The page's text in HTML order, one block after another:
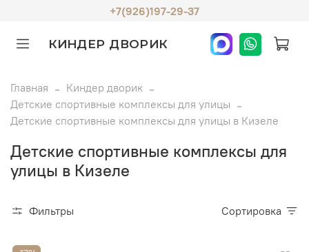
+7(926)197-29-37
КИНДЕР ДВОРИК
Главная
Киндер дворик
Детские спортивные комплексы для улицы
Детские спортивные комплексы для улицы в Кизеле
Детские спортивные комплексы для
улицы в Кизеле
Фильтры Сортировка